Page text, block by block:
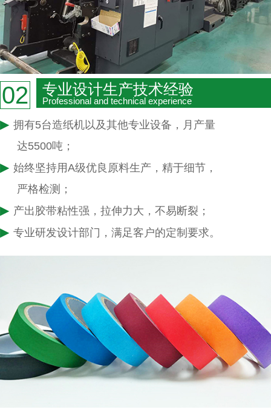
02 专业设计生产技术经验
Professional and technical experience
▶ 拥有5台造纸机以及其他专业设备，月产量
达5500吨；
▶ 始终坚持用A级优良原料生产，精于细节，
严格检测；
▶ 产出胶带粘性强，拉伸力大，不易断裂；
▶ 专业研发设计部门，满足客户的定制要求。